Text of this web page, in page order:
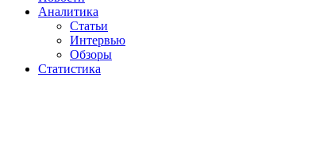
Аналитика
Статьи
Интервью
Обзоры
Статистика